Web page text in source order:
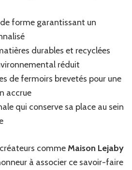
forme garantissant un
durables et recyclées
réduit
de fermoirs brevetés pour une
accrue
qui conserve sa place au sein
commeMaison Lejaby
à associer ce savoir-faire